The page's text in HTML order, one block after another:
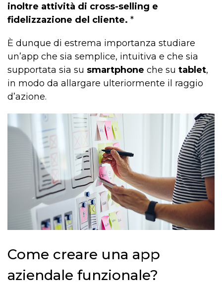
inoltre attività di cross-selling e
fidelizzazione del cliente. *
È dunque di estrema importanza studiare
un’app che sia semplice, intuitiva e che sia
supportata sia su smartphone che su tablet,
in modo da allargare ulteriormente il raggio
d’azione.
Come creare una app
aziendale funzionale?